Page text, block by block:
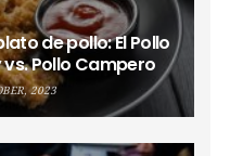
de pollo: El Pollo
vs. Pollo Campero
2023